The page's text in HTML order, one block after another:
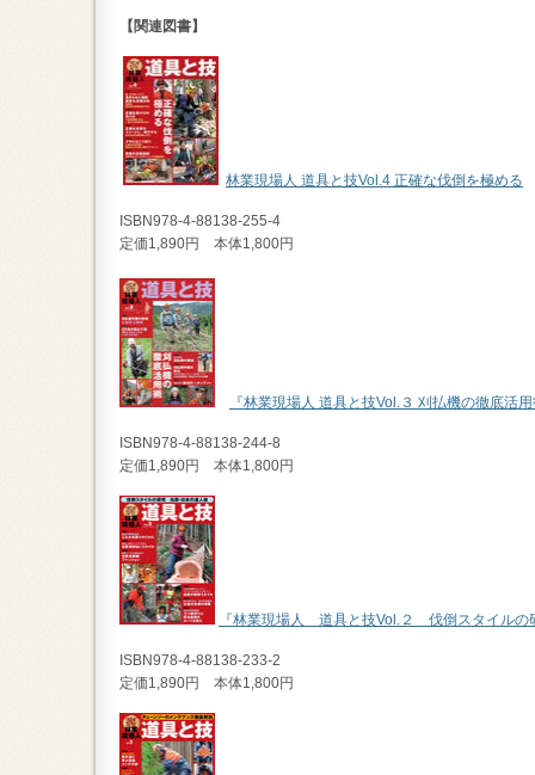
【関連図書】
林業現場人 道具と技Vol.4 正確な伐倒を極める
ISBN978-4-88138-255-4
定価1,890円 本体1,800円
『林業現場人 道具と技Vol.３ 刈払機の徹底活
ISBN978-4-88138-244-8
定価1,890円 本体1,800円
『林業現場人 道具と技Vol.２ 伐倒スタイル
ISBN978-4-88138-233-2
定価1,890円 本体1,800円